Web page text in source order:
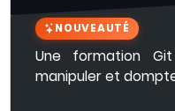
NOUVEAUTÉ
Une formation
manipuler et